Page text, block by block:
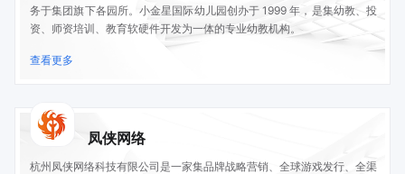
务于集团旗下各园所。小金星国际幼儿园创办于 1999 年，是集幼教、投
资、师资培训、教育软硬件开发为一体的专业幼教机构。
查看更多
凤侠网络
杭州凤侠网络科技有限公司是一家集品牌战略营销、全球游戏发行、全渠